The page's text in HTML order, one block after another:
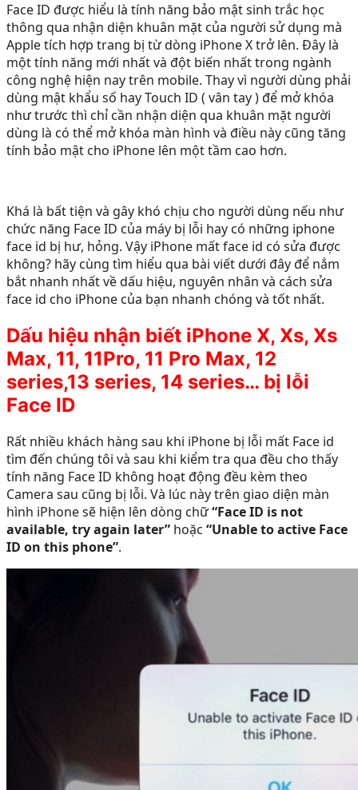
Face ID được hiểu là tính năng bảo mật sinh trắc học
thông qua nhận diện khuân mặt của người sử dụng mà
Apple tích hợp trang bị từ dòng iPhone X trở lên. Đây là
một tính năng mới nhất và đột biến nhất trong ngành
công nghệ hiện nay trên mobile. Thay vì người dùng phải
dùng mật khẩu số hay Touch ID ( vân tay ) để mở khóa
như trước thì chỉ cần nhận diện qua khuân mặt người
dùng là có thể mở khóa màn hình và điều này cũng tăng
tính bảo mật cho iPhone lên một tầm cao hơn.
Khá là bất tiện và gây khó chịu cho người dùng nếu như
chức năng Face ID của máy bị lỗi hay có những iphone
face id bị hư, hỏng. Vậy iPhone mất face id có sửa được
không? hãy cùng tìm hiểu qua bài viết dưới đây để nắm
bắt nhanh nhất về dấu hiệu, nguyên nhân và cách sửa
face id cho iPhone của bạn nhanh chóng và tốt nhất.
Dấu hiệu nhận biết iPhone X, Xs, Xs
Max, 11, 11Pro, 11 Pro Max, 12
series,13 series, 14 series… bị lỗi
Face ID
Rất nhiều khách hàng sau khi iPhone bị lỗi mất Face id
tìm đến chúng tôi và sau khi kiểm tra qua đều cho thấy
tính năng Face ID không hoạt động đều kèm theo
Camera sau cũng bị lỗi. Và lúc này trên giao diện màn
hình iPhone sẽ hiện lên dòng chữ“Face ID is not
available, try again later” hoặc “Unable to active Face
ID on this phone”.